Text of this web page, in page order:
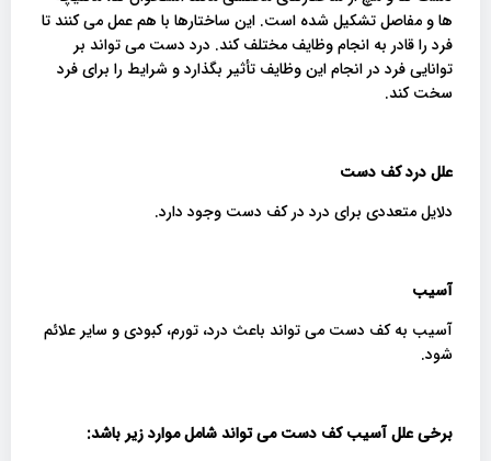
ها و مفاصل تشکیل شده است. این ساختارها با هم عمل می کنند تا
فرد را قادر به انجام وظایف مختلف کند. درد دست می تواند بر
توانایی فرد در انجام این وظایف تأثیر بگذارد و شرایط را برای فرد
سخت کند.
علل درد کف دست
دلایل متعددی برای درد در کف دست وجود دارد.
آسیب
آسیب به کف دست می تواند باعث درد، تورم، کبودی و سایر علائم
شود.
برخی علل آسیب کف دست می تواند شامل موارد زیر باشد: